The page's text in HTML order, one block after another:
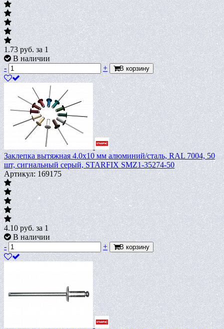
1.73руб.за 1
В наличии
-
+ В корзину
Заклепка вытяжная 4.0х10 мм алюминий/сталь, RAL 7004, 50
шт, сигнальный серый, STARFIX SMZ1-35274-50
Артикул: 169175
4.10руб.за 1
В наличии
-
+ В корзину